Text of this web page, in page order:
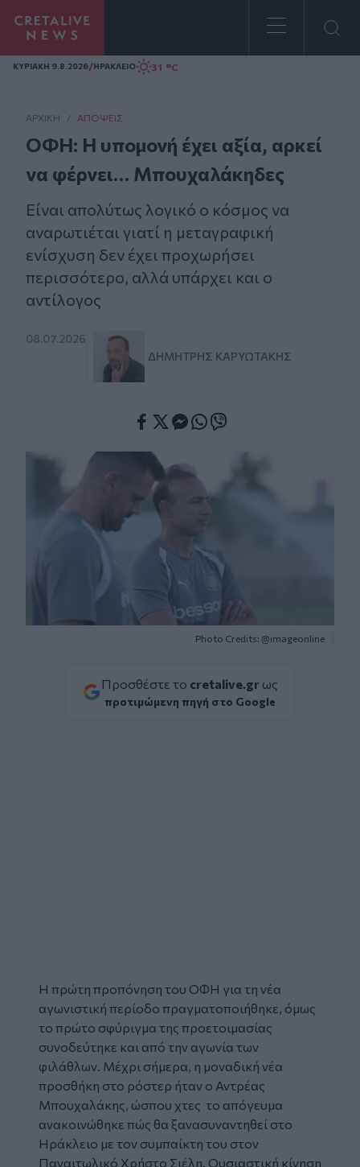
Homepage
ΚΥΡΙΑΚΗ 9.8.2026/ΗΡΑΚΛΕΙΟ 31 °C
ΑΡΧΙΚΗ / ΑΠΌΨΕΙΣ
ΟΦΗ: Η υπομονή έχει αξία, αρκεί
να φέρνει… Μπουχαλάκηδες
Είναι απολύτως λογικό ο κόσμος να
αναρωτιέται γιατί η μεταγραφική
ενίσχυση δεν έχει προχωρήσει
περισσότερο, αλλά υπάρχει και ο
αντίλογος
08.07.2026
ΔΗΜΉΤΡΗΣ ΚΑΡΥΩΤΆΚΗΣ
Photo Credits: @imageonline
Προσθέστε το cretalive.gr ως
προτιμώμενη πηγή στο Google
Η πρώτη προπόνηση του ΟΦΗ για τη νέα
αγωνιστική περίοδο πραγματοποιήθηκε, όμως
το πρώτο σφύριγμα της προετοιμασίας
συνοδεύτηκε και από την αγωνία των
φιλάθλων. Μέχρι σήμερα, η μοναδική νέα
προσθήκη στο ρόστερ ήταν ο Αντρέας
Μπουχαλάκης, ώσπου χτες το απόγευμα
ανακοινώθηκε πώς θα ξανασυναντηθεί στο
Ηράκλειο με τον συμπαίκτη του στον
Παναιτωλικό Χρήστο Σιέλη. Ουσιαστική κίνηση